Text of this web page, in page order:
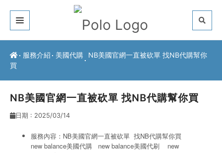
關於我們
服務介紹
常見問題
最新公告
服務介紹 美國代購
NB美國官網一直被砍單 找NB代購幫你
買
NB美國官網一直被砍單 找NB代購幫你買
日期 : 2025/03/14
服務內容：NB美國官網一直被砍單 找NB代購幫你買
new balance美國代購
new balance美國代刷
new